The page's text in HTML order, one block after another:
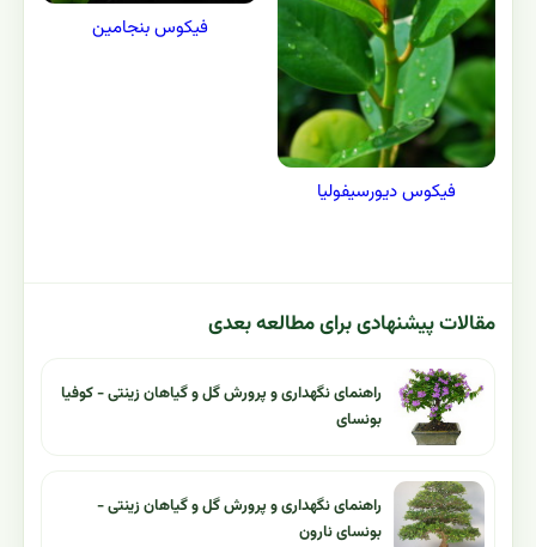
فيكوس دیورسیفولیا
فیکوس بنجامین
مقالات پیشنهادی برای مطالعه بعدی
راهنمای نگهداری و پرورش گل و گیاهان زینتی - کوفیا
بونسای
راهنمای نگهداری و پرورش گل و گیاهان زینتی -
بونسای نارون